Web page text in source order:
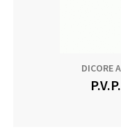
DICORE
P.V.P.